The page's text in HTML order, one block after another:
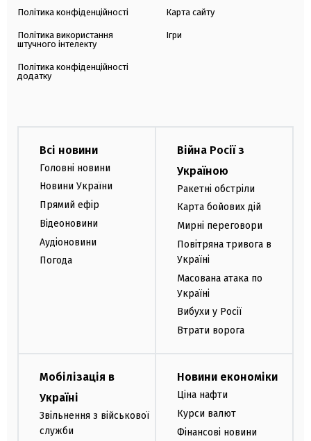
Політика конфіденційності
Політика використання
штучного інтелекту
Політика конфіденційності
додатку
Карта сайту
Ігри
Всі новини
Головні новини
Новини України
Прямий ефір
Відеоновини
Аудіоновини
Погода
Війна Росії з
Україною
Ракетні обстріли
Карта бойових дій
Мирні переговори
Повітряна тривога в
Україні
Масована атака по
Україні
Вибухи у Росії
Втрати ворога
Мобілізація в
Україні
Звільнення з військової
служби
Новини економіки
Ціна нафти
Курси валют
Фінансові новини